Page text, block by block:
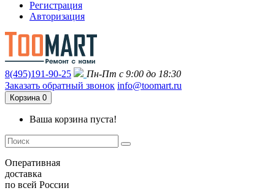
Регистрация
Авторизация
8(495)191-90-25
Пн-Пт с 9:00 до 18:30
Заказать обратный звонок info@toomart.ru
Корзина 0
Ваша корзина пуста!
Оперативная
доставка
по всей России